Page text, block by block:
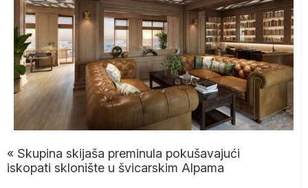
« Skupina skijaša preminula pokušavajući
iskopati sklonište u švicarskim Alpama